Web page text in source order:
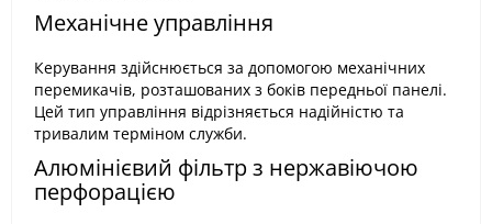
Механічне управління
Керування здійснюється за допомогою механічних
перемикачів, розташованих з боків передньої панелі.
Цей тип управління відрізняється надійністю та
тривалим терміном служби.
Алюмінієвий фільтр з нержавіючою
перфорацією